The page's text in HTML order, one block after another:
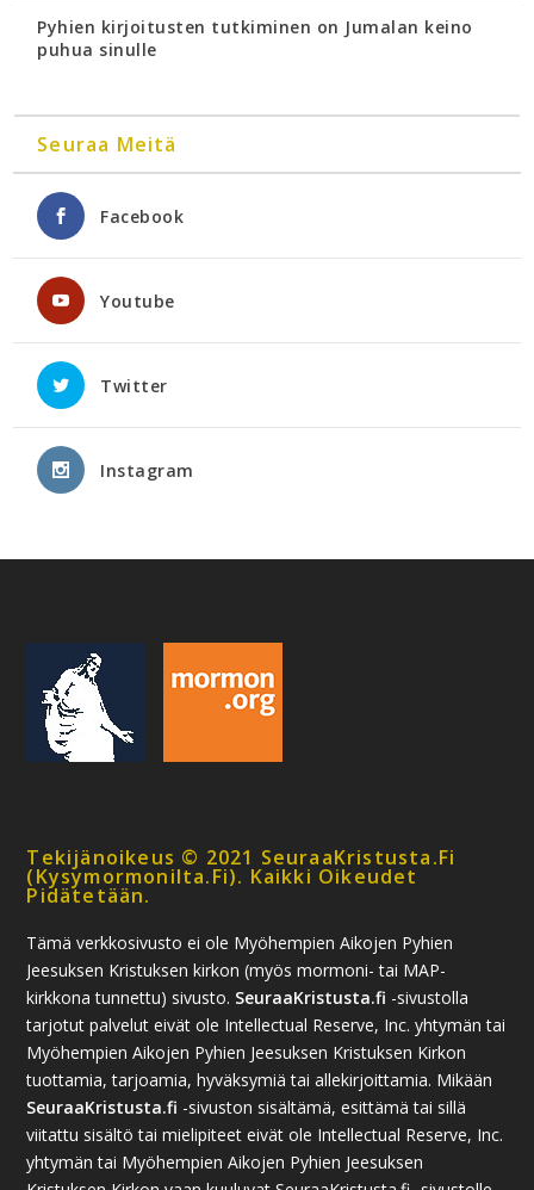
Pyhien kirjoitusten tutkiminen on Jumalan keino
puhua sinulle
Seuraa Meitä
Facebook
Youtube
Twitter
Instagram
Tekijänoikeus © 2021 SeuraaKristusta.fi
(kysymormonilta.fi). Kaikki Oikeudet
Pidätetään.
Tämä verkkosivusto ei ole Myöhempien Aikojen Pyhien
Jeesuksen Kristuksen kirkon (myös mormoni- tai MAP-
kirkkona tunnettu) sivusto. SeuraaKristusta.fi -sivustolla
tarjotut palvelut eivät ole Intellectual Reserve, Inc. yhtymän tai
Myöhempien Aikojen Pyhien Jeesuksen Kristuksen Kirkon
tuottamia, tarjoamia, hyväksymiä tai allekirjoittamia. Mikään
SeuraaKristusta.fi -sivuston sisältämä, esittämä tai sillä
viitattu sisältö tai mielipiteet eivät ole Intellectual Reserve, Inc.
yhtymän tai Myöhempien Aikojen Pyhien Jeesuksen